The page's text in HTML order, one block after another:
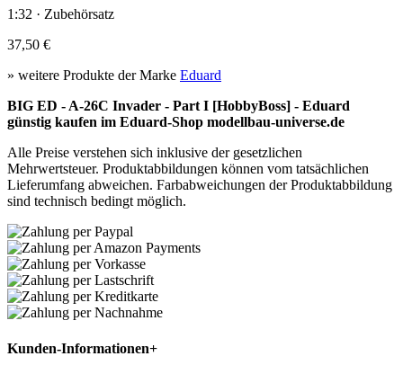
1:32 · Zubehörsatz
37,50 €
» weitere Produkte der Marke Eduard
BIG ED - A-26C Invader - Part I [HobbyBoss] - Eduard
günstig kaufen im Eduard-Shop modellbau-universe.de
Alle Preise verstehen sich inklusive der gesetzlichen
Mehrwertsteuer. Produktabbildungen können vom tatsächlichen
Lieferumfang abweichen. Farbabweichungen der Produktabbildung
sind technisch bedingt möglich.
Kunden-Informationen+